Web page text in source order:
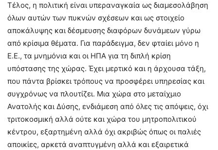
Τέλος, η πολιτική είναι υπεραναγκαία ως διαμεσολάβηση
όλων αυτών των πυκνών σχέσεων και ως στοιχείο
αποκάλυψης και δέσμευσης διαφόρων δυνάμεων γύρω
από κρίσιμα θέματα. Για παράδειγμα, δεν φταίει μόνο η
Ε.Ε., τα μνημόνια και οι ΗΠΑ για τη διπλή κρίση
υπόστασης της χώρας. Έχει μερτικό και η άρχουσα τάξη,
που πάντα βρίσκει τρόπους να προσφέρει υπηρεσίας και
συγχρόνως να πλουτίζει. Μια χώρα στο μεταίχμιο
Ανατολής και Δύσης, ενδιάμεση από όλες τις απόψεις, όχι
τριτοκοσμική αλλά ούτε και χώρα του μητροπολιτικού
κέντρου, εξαρτημένη αλλά όχι ακριβώς όπως οι παλιές
αποικίες, αρκετά αναπτυγμένη αλλά και εξαιρετικά